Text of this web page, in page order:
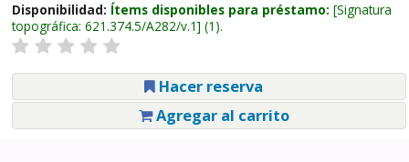
Disponibilidad: Ítems disponibles para préstamo: Signatura
topográfica: 621.374.5/A282/v.1 (1).
Hacer reserva
Agregar al carrito